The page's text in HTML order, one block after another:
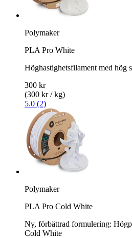
Polymaker
PLA Pro White
Höghastighetsfilament med hög
300 kr
(300 kr / kg)
5.0 (2)
Polymaker
PLA Pro Cold White
Ny, förbättrad formulering:
Cold White